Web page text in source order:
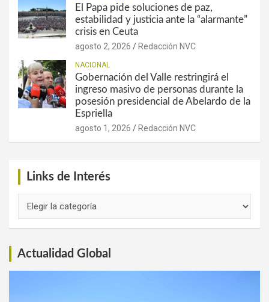
El Papa pide soluciones de paz,
estabilidad y justicia ante la “alarmante”
crisis en Ceuta
agosto 2, 2026 Redacción NVC
NACIONAL
Gobernación del Valle restringirá el
ingreso masivo de personas durante la
posesión presidencial de Abelardo de la
Espriella
agosto 1, 2026 Redacción NVC
Links de Interés
Actualidad Global